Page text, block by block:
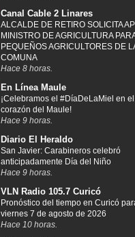
Canal Cable 2 Linares
ALCALDE DE RETIRO SOLICITA
MINISTRO DE AGRICULTURA
PEQUEÑOS AGRICULTORES DE
COMUNA
Hace 8 horas.
En Línea Maule
¡Celebramos el #DíaDeLaMiel en el
corazón del Maule!
Hace 9 horas.
Diario El Heraldo
San Javier: Carabineros celebró
anticipadamente Día del Niño
Hace 9 horas.
VLN Radio 105.7 Curicó
Pronóstico del tiempo en Curicó
viernes 7 de agosto de 2026
Hace 10 horas.